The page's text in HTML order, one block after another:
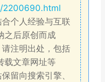
2200690.html
个人经验与互联
之后原创而成
注明出处，包括
载文章网址等
留向搜索引擎、